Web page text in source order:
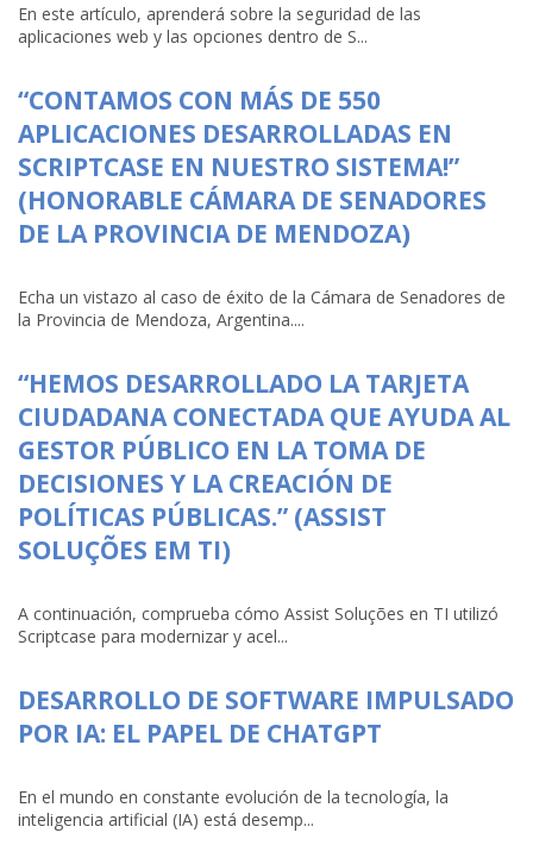
En este artículo, aprenderá sobre la seguridad de las
aplicaciones web y las opciones dentro de S...
“CONTAMOS CON MÁS DE 550
APLICACIONES DESARROLLADAS EN
SCRIPTCASE EN NUESTRO SISTEMA!”
(HONORABLE CÁMARA DE SENADORES
DE LA PROVINCIA DE MENDOZA)
Echa un vistazo al caso de éxito de la Cámara de Senadores de
la Provincia de Mendoza, Argentina....
“HEMOS DESARROLLADO LA TARJETA
CIUDADANA CONECTADA QUE AYUDA AL
GESTOR PÚBLICO EN LA TOMA DE
DECISIONES Y LA CREACIÓN DE
POLÍTICAS PÚBLICAS.” (ASSIST
SOLUÇÕES EM TI)
A continuación, comprueba cómo Assist Soluções en TI utilizó
Scriptcase para modernizar y acel...
DESARROLLO DE SOFTWARE IMPULSADO
POR IA: EL PAPEL DE CHATGPT
En el mundo en constante evolución de la tecnología, la
inteligencia artificial (IA) está desemp...